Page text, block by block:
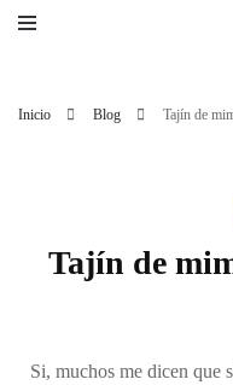
Inicio Blog Tajín de
Tajín de
Si, muchos me dicen que